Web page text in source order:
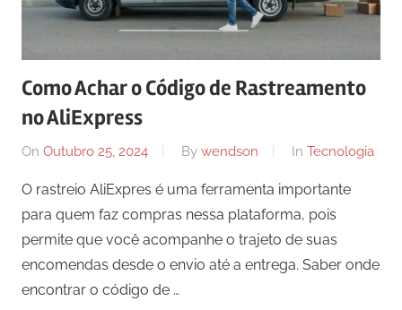
Como Achar o Código de Rastreamento
no AliExpress
On Outubro 25, 2024 By wendson In Tecnologia
O rastreio AliExpres é uma ferramenta importante
para quem faz compras nessa plataforma, pois
permite que você acompanhe o trajeto de suas
encomendas desde o envio até a entrega. Saber onde
encontrar o código de …